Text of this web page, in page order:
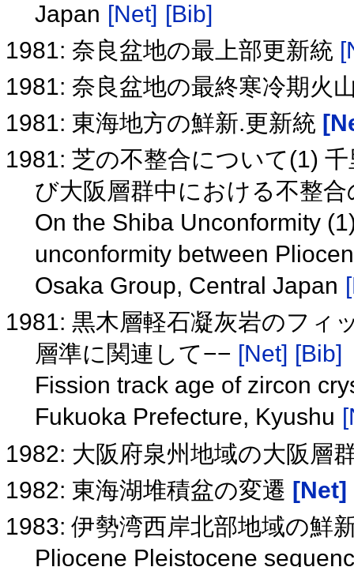
Japan [Net] [Bib]
1981: 奈良盆地の最上部更新統
1981: 奈良盆地の最終寒冷期火
1981: 東海地方の鮮新.更新統
1981: 芝の不整合について(1)
び大阪層群中における不整
On the Shiba Unconformity
unconformity between
Osaka Group, Central Japan
1981: 黒木層軽石凝灰岩のフィ
層準に関連して−− [Net] [Bib]
Fission track age of zircon
Fukuoka Prefecture, Kyushu
1982: 大阪府泉州地域の大阪層
1982: 東海湖堆積盆の変遷 [Net]
1983: 伊勢湾西岸北部地域の鮮
Pliocene Pleistocene